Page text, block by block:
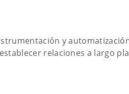
y
relaciones a largo